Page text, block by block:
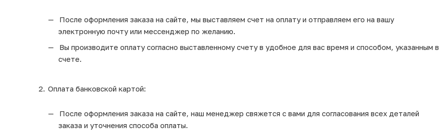
После оформления заказа на сайте, мы выставляем счет на оплату и отправляем его на вашу
электронную почту или мессенджер по желанию.
Вы производите оплату согласно выставленному счету в удобное для вас время и способом, указанным в
счете.
Оплата банковской картой:
После оформления заказа на сайте, наш менеджер свяжется с вами для согласования всех деталей
заказа и уточнения способа оплаты.